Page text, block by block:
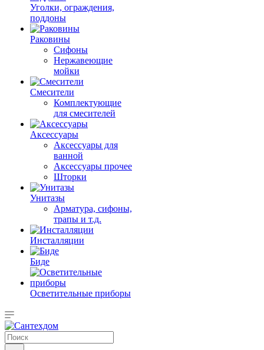
Уголки, ограждения,
поддоны
Раковины
Сифоны
Нержавеющие
мойки
Смесители
Комплектующие
для смесителей
Аксессуары
Аксессуары для
ванной
Аксессуары прочее
Шторки
Унитазы
Арматура, сифоны,
трапы и т.д.
Инсталляции
Биде
Осветительные приборы